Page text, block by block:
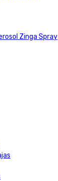
Zinga Spray